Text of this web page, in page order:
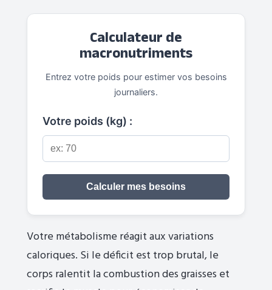
Calculateur de
macronutriments
Entrez votre poids pour estimer vos besoins
journaliers.
Votre poids (kg) :
Calculer mes besoins
Votre métabolisme réagit aux variations
caloriques. Si le déficit est trop brutal, le
corps ralentit la combustion des graisses et